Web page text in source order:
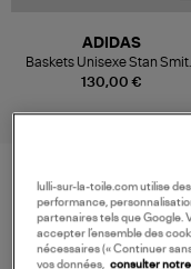
130,00 €
ADIDAS
Baskets Unisexe Stan Smith
Lux Clowhi Cwhite Green
VOS DERNIERS
lulli-sur-la-toile.com utilise
performance,
partenaires tels que Google.
accepter l’ensemble des
nécessaires (« Continuer
vos données, consulter